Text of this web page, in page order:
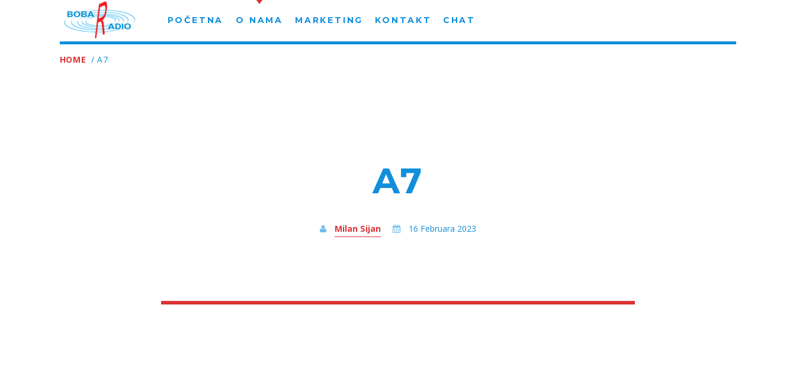
POČETNA O NAMA MARKETING KONTAKT CHAT
HOME / A7
A7
Milan Sijan 16 Februara 2023